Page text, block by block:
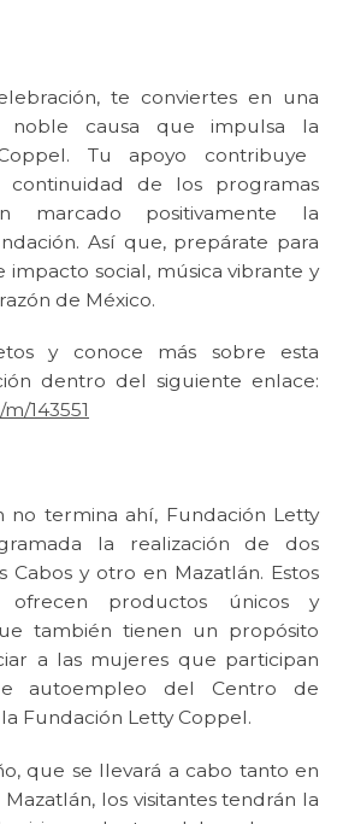
te conviertes en una
causa que impulsa la
Tu apoyo contribuye
continuidad de los programas
positivamente la
. Así que, prepárate para
impacto social, música vibrante y
de México.
y conoce más sobre esta
dentro del siguiente enlace:
143551
no termina ahí, Fundación Letty
la realización de dos
Cabos y otro en Mazatlán. Estos
productos únicos y
también tienen un propósito
a las mujeres que participan
autoempleo del Centro de
Fundación Letty Coppel.
que se llevará a cabo tanto en
los visitantes tendrán la